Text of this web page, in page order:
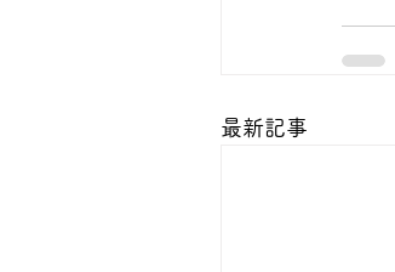
最新記事